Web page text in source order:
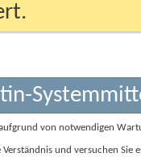
von notwendigen
Verständnis und versuchen Sie